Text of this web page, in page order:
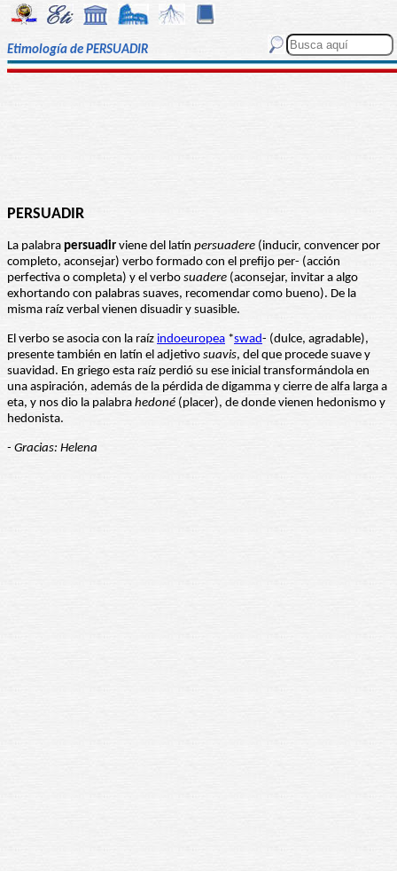
Etimología de PERSUADIR
PERSUADIR
La palabra persuadir viene del latín persuadere (inducir, convencer por
completo, aconsejar) verbo formado con el prefijo per- (acción
perfectiva o completa) y el verbo suadere (aconsejar, invitar a algo
exhortando con palabras suaves, recomendar como bueno). De la
misma raíz verbal vienen disuadir y suasible.
El verbo se asocia con la raíz indoeuropea *swad- (dulce, agradable),
presente también en latín el adjetivo suavis, del que procede suave y
suavidad. En griego esta raíz perdió su ese inicial transformándola en
una aspiración, además de la pérdida de digamma y cierre de alfa larga a
eta, y nos dio la palabra hedoné (placer), de donde vienen hedonismo y
hedonista.
- Gracias: Helena